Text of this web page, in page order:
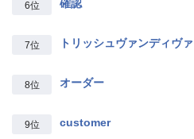
6位 確認
7位 トリッシュヴァンディヴ
8位 オーダー
9位 customer